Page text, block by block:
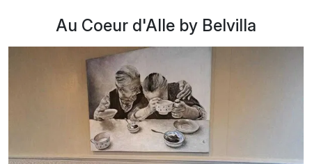
Au Coeur d'Alle by Belvilla